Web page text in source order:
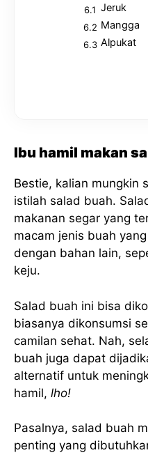
Jeruk
Mangga
Alpukat
Ibu hamil makan
Bestie, kalian mungkin
istilah salad buah.
makanan segar yang
macam jenis buah
dengan bahan lain,
keju.
Salad buah ini bisa
biasanya dikonsumsi
camilan sehat. Nah,
buah juga dapat
alternatif untuk
hamil, lho!
Pasalnya, salad buah
penting yang